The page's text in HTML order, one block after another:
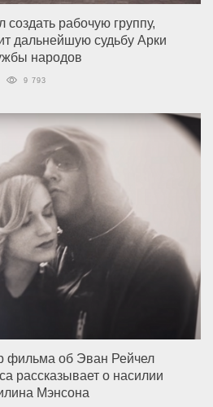
создать рабочую группу,
дальнейшую судьбу Арки
народов
9 793
фильма об Эван Рейчел
рассказывает о насилии
Мэнсона